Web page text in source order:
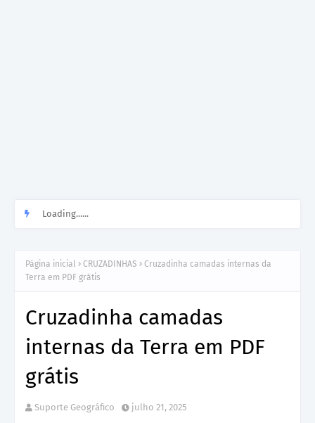
Loading......
Página inicial CRUZADINHAS
Cruzadinha camadas internas da
Terra em PDF grátis
Cruzadinha camadas
internas da Terra em PDF
grátis
Suporte Geográfico julho 21, 2025